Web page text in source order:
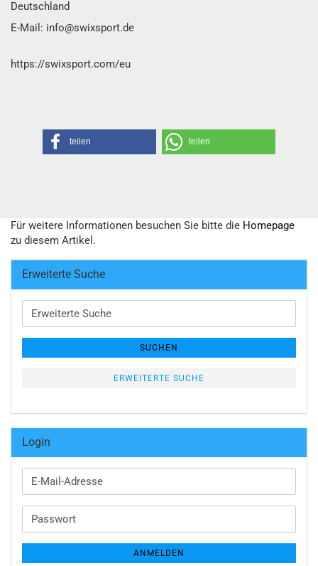
Deutschland
E-Mail: info@swixsport.de
https://swixsport.com/eu
teilen teilen
Für weitere Informationen besuchen Sie bitte die Homepage
zu diesem Artikel.
Erweiterte Suche
Erweiterte
Suche
SUCHEN
ERWEITERTE SUCHE
Login
E-
Mail-
Passwort
ANMELDEN